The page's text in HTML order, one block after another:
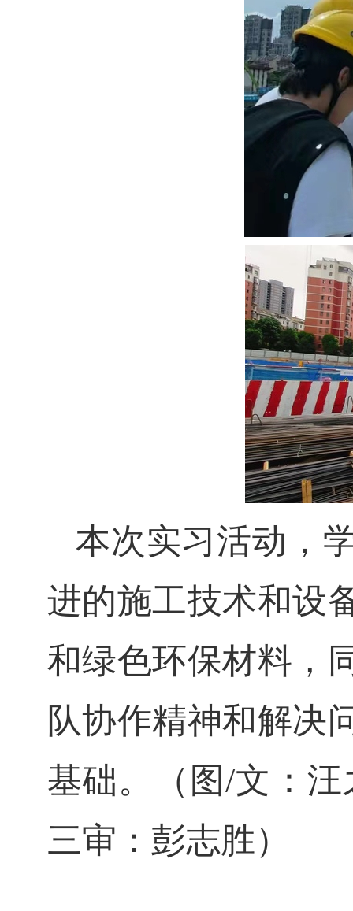
本次实习活动，
进的施工技术和设
和绿色环保材料，
队协作精神和解决
基础。
（图/文：
三审：彭志胜）